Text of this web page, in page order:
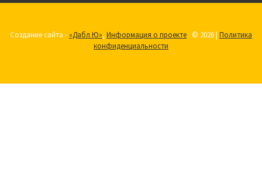
Создание сайта - «Дабл Ю», Информация о проекте © 2026 | Политика
конфиденциальности